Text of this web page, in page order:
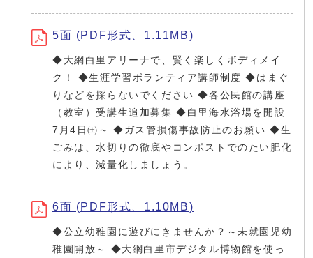
5面 (PDF形式、1.11MB)
◆大網白里アリーナで、賢く楽しくボディメイ
ク！ ◆生涯学習ボランティア講師制度 ◆はまぐ
りなどを採らないでください ◆各公民館の講座
（教室）受講生追加募集 ◆白里海水浴場を開設
7月4日㈯～ ◆ガス管損傷事故防止のお願い ◆生
ごみは、水切りの徹底やコンポストでのたい肥化
により、減量化しましょう。
6面 (PDF形式、1.10MB)
◆公立幼稚園に遊びにきませんか？～未就園児幼
稚園開放～ ◆大網白里市デジタル博物館を使っ